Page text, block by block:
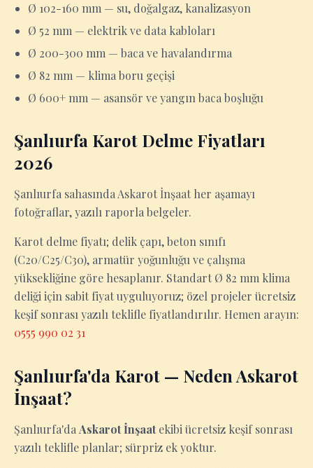
Ø 102-160 mm — su, doğalgaz, kanalizasyon
Ø 52 mm — elektrik ve data kabloları
Ø 200-300 mm — baca ve havalandırma
Ø 82 mm — klima boru geçişi
Ø 600+ mm — asansör ve yangın baca boşluğu
Şanlıurfa Karot Delme Fiyatları
2026
Şanlıurfa sahasında Askarot İnşaat her aşamayı
fotoğraflar, yazılı raporla belgeler.
Karot delme fiyatı; delik çapı, beton sınıfı
(C20/C25/C30), armatür yoğunluğu ve çalışma
yüksekliğine göre hesaplanır. Standart Ø 82 mm klima
deliği için sabit fiyat uyguluyoruz; özel projeler ücretsiz
keşif sonrası yazılı teklifle fiyatlandırılır. Hemen arayın:
0555 990 02 31
Şanlıurfa'da Karot — Neden Askarot
İnşaat?
Şanlıurfa'da Askarot İnşaatekibi ücretsiz keşif sonrası
yazılı teklifle planlar; sürpriz ek yoktur.